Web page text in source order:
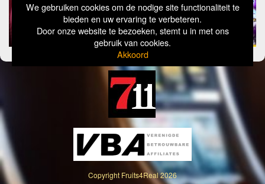
We gebruiken cookies om de nodige site functionaliteit te
bieden en uw ervaring te verbeteren.
Door onze website te bezoeken, stemt u in met ons
gebruik van cookies.
Akkoord
Copyright Fruits4Real2026